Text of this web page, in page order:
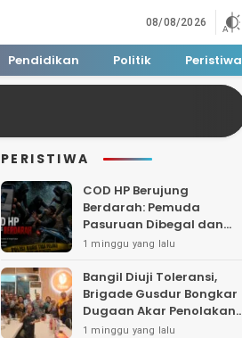
08/08/2026
Pendidikan Politik Peristiwa
PERISTIWA
COD HP Berujung
Berdarah: Pemuda
Pasuruan Dibegal dan
Dibacok di Tengah Hutan
1 minggu yang lalu
Bangil Diuji Toleransi,
Brigade Gusdur Bongkar
Dugaan Akar Penolakan
Tempat Ibadah
1 minggu yang lalu